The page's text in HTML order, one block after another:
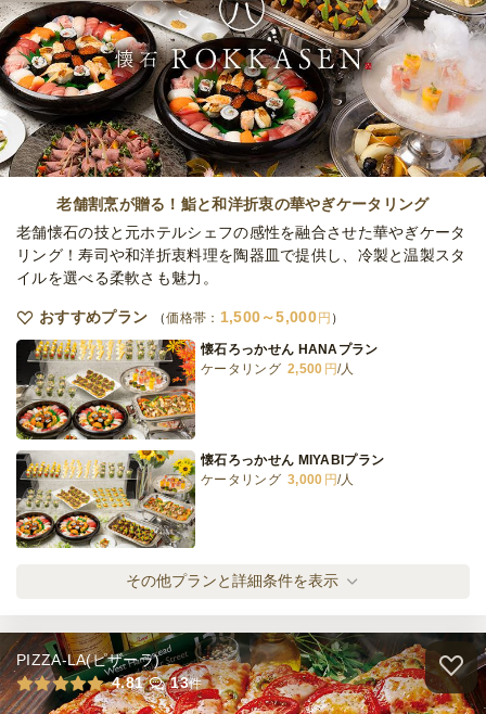
老舗割烹が贈る！鮨と和洋折衷の華やぎケータリング
老舗懐石の技と元ホテルシェフの感性を融合させた華やぎケータ
リング！寿司や和洋折衷料理を陶器皿で提供し、冷製と温製スタ
イルを選べる柔軟さも魅力。
おすすめプラン 価格帯： 1,500～5,000 円
懐石ろっかせん HANAプラン
ケータリング 2,500 円/人
懐石ろっかせん MIYABIプラン
ケータリング 3,000 円/人
懐石ろっかせん AOIプラン
ケータリング 4,000円/人
懐石ろっかせん TOKUSENプラン
ケータリング 5,000円/人
その他プランと詳細条件を表示
PIZZA-LA(ピザーラ)
4.81
13件